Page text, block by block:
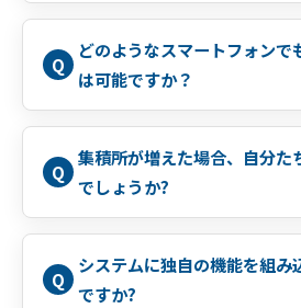
どのようなスマートフォンで
は可能ですか？
集積所が増えた場合、自分た
でしょうか?
システムに独自の機能を組み
ですか?